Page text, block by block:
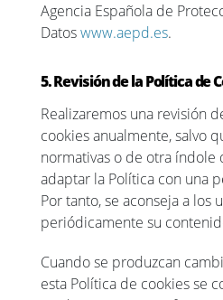
Agencia Española de
Datoswww.aepd.es.
5. Revisión de la Política de
Realizaremos una revisión
cookies anualmente, salvo
normativas o de otra índole
adaptar la Política con una
Por tanto, se aconseja a los
periódicamente su
Cuando se produzcan
esta Política de cookies se